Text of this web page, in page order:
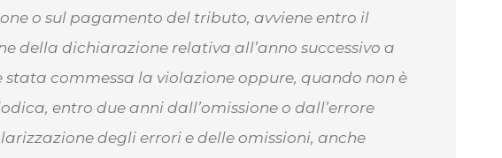
o sul pagamento del tributo, avviene entro il
della dichiarazione relativa all’anno successivo a
stata commessa la violazione oppure, quando non è
entro due anni dall’omissione o dall’errore
degli errori e delle omissioni, anche